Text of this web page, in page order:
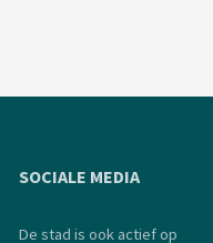
SOCIALE MEDIA
De stad is ook actief op